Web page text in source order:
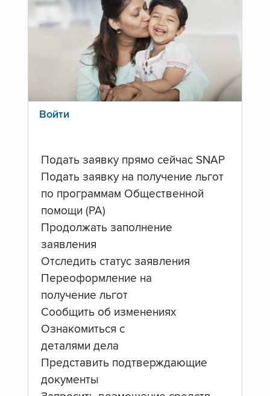
Войти
Подать заявку прямо сейчас SNAP
Подать заявку на получение льгот
по программам Общественной
помощи (PA)
Продолжать заполнение
заявления
Отследить статус заявления
Переоформление на
получение льгот
Сообщить об изменениях
Ознакомиться с
деталями дела
Представить подтверждающие
документы